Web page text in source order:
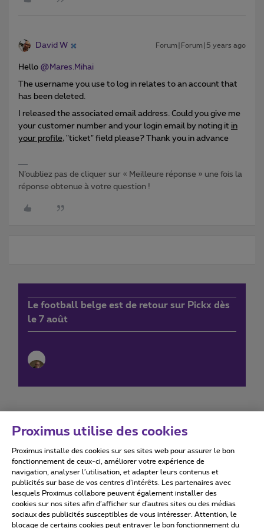
David W Forum|Forum|5 years ago
Hello @Mares.Mihai
The username you use to log in relates to an account that
has been deleted.
I released the associated email address. Could you give me
your customer number and your login email by noting it in
your profile, "ticket" field please? Thank you in advance
N’oubliez pas de cliquer sur « Meilleure réponse » une fois la
réponse obtenue à votre question !
Le football belge est de retour sur Pickx dès
le 7 août
Conditions d'utilisation Accessibility statement
Tous droits réservés. © 2026 Proximus
Proximus utilise des cookies
Proximus installe des cookies sur ses sites web pour assurer le bon
fonctionnement de ceux-ci, améliorer votre expérience de
navigation, analyser l’utilisation, et adapter leurs contenus et
publicités sur base de vos centres d’intérêts. Les partenaires avec
lesquels Proximus collabore peuvent également installer des
cookies sur nos sites afin d’afficher sur d'autres sites ou des médias
sociaux des publicités susceptibles de vous intéresser. Attention, le
blocage de certains cookies peut entraver le bon fonctionnement du